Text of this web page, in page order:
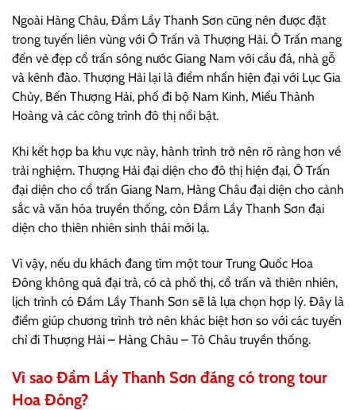
Ngoài Hàng Châu, Đầm Lầy Thanh Sơn cũng nên được đặt
trong tuyến liên vùng với Ô Trấn và Thượng Hải. Ô Trấn mang
đến vẻ đẹp cổ trấn sông nước Giang Nam với cầu đá, nhà gỗ
và kênh đào. Thượng Hải lại là điểm nhấn hiện đại với Lục Gia
Chủy, Bến Thượng Hải, phố đi bộ Nam Kinh, Miếu Thành
Hoàng và các công trình đô thị nổi bật.
Khi kết hợp ba khu vực này, hành trình trở nên rõ ràng hơn về
trải nghiệm. Thượng Hải đại diện cho đô thị hiện đại, Ô Trấn
đại diện cho cổ trấn Giang Nam, Hàng Châu đại diện cho cảnh
sắc và văn hóa truyền thống, còn Đầm Lầy Thanh Sơn đại
diện cho thiên nhiên sinh thái mới lạ.
Vì vậy, nếu du khách đang tìm một tour Trung Quốc Hoa
Đông không quá đại trà, có cả phố thị, cổ trấn và thiên nhiên,
lịch trình có Đầm Lầy Thanh Sơn sẽ là lựa chọn hợp lý. Đây là
điểm giúp chương trình trở nên khác biệt hơn so với các tuyến
chỉ đi Thượng Hải – Hàng Châu – Tô Châu truyền thống.
Vì sao Đầm Lầy Thanh Sơn đáng có trong tour
Hoa Đông?